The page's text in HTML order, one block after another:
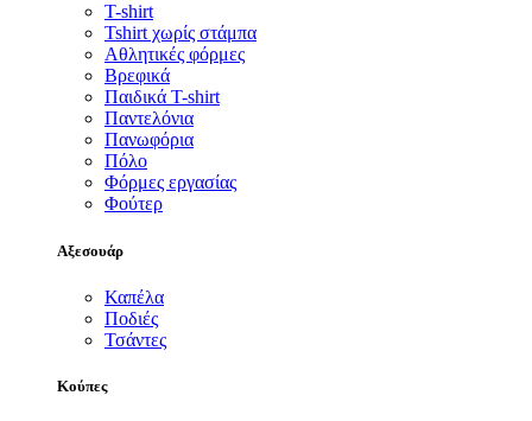
T-shirt
Tshirt χωρίς στάμπα
Αθλητικές φόρμες
Βρεφικά
Παιδικά T-shirt
Παντελόνια
Πανωφόρια
Πόλο
Φόρμες εργασίας
Φούτερ
Αξεσουάρ
Καπέλα
Ποδιές
Τσάντες
Κούπες